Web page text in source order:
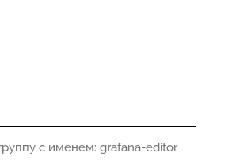
с именем: grafana-editor